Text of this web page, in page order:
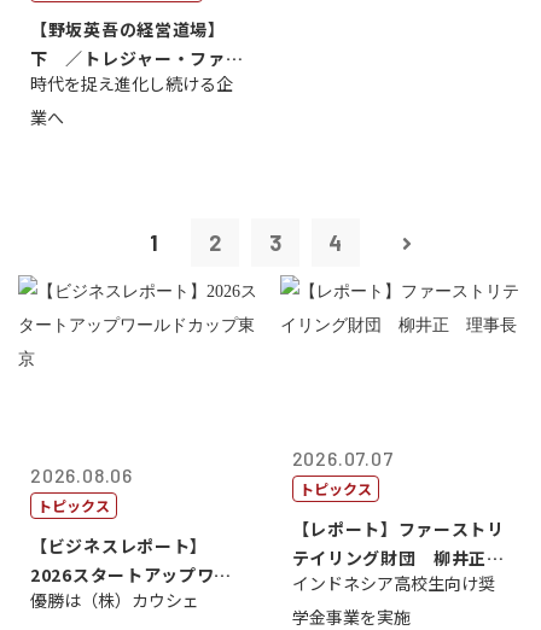
【野坂英吾の経営道場】
下 ／トレジャー・ファク
トリー社長野坂...
時代を捉え進化し続ける企
業へ
1 2 3 4
2026.08.06
トピックス
【ビジネスレポート】
2026スタートアップワー
ルドカップ東京
優勝は（株）カウシェ
2026.07.07
トピックス
【レポート】ファーストリ
テイリング財団 柳井正
理事長
インドネシア高校生向け奨
学金事業を実施